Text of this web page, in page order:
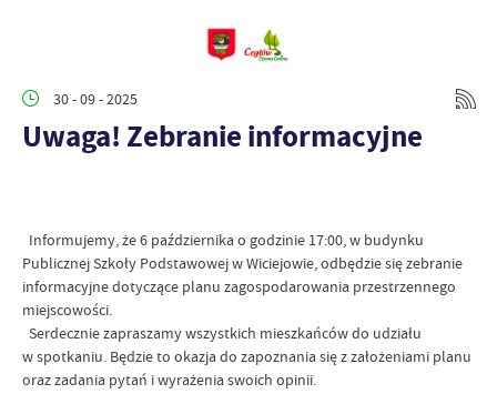
30 - 09 - 2025
Uwaga! Zebranie informacyjne
Informujemy, że 6 października o godzinie 17:00, w budynku
Publicznej Szkoły Podstawowej w Wiciejowie, odbędzie się zebranie
informacyjne dotyczące planu zagospodarowania przestrzennego
miejscowości.
Serdecznie zapraszamy wszystkich mieszkańców do udziału
w spotkaniu. Będzie to okazja do zapoznania się z założeniami planu
oraz zadania pytań i wyrażenia swoich opinii.